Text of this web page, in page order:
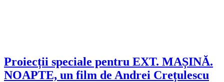
Proiecții speciale pentru EXT. MAȘINĂ.
NOAPTE, un film de Andrei Crețulescu